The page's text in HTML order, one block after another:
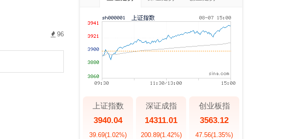
96
上证指数
3940.04
39.69(1.02%)
深证成指
14311.01
200.89(1.42%)
创业板指
3563.12
47.56(1.35%)